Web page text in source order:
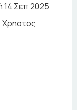
14 Σεπ 2025
Χρηστος